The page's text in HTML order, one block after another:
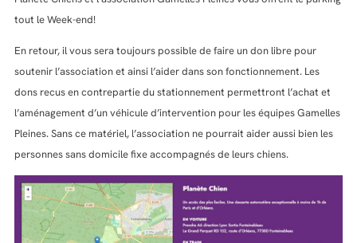
tout le Week-end!
En retour, il vous sera toujours possible de faire un don libre pour
soutenir l’association et ainsi l’aider dans son fonctionnement. Les
dons recus en contrepartie du stationnement permettront l’achat et
l’aménagement d’un véhicule d’intervention pour les équipes Gamelles
Pleines. Sans ce matériel, l’association ne pourrait aider aussi bien les
personnes sans domicile fixe accompagnés de leurs chiens.